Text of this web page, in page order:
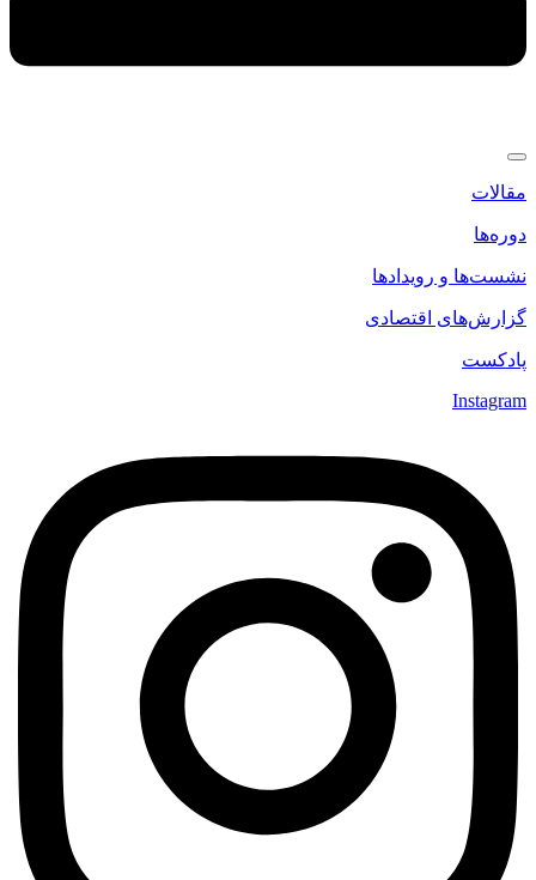
مقالات
دوره‌ها
نشست‌ها و رویدادها
گزارش‌های اقتصادی
پادکست
Instagram